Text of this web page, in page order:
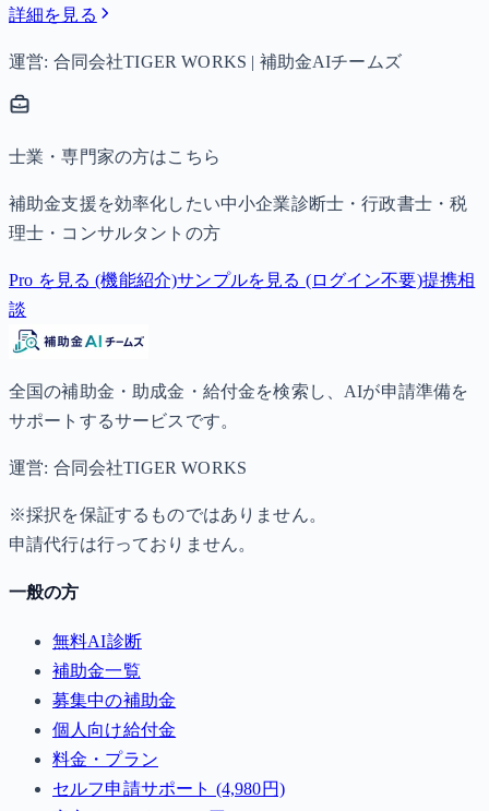
詳細を見る
運営: 合同会社TIGER WORKS | 補助金AIチームズ
士業・専門家の方はこちら
補助金支援を効率化したい中小企業診断士・行政書士・税
理士・コンサルタントの方
Pro を見る (機能紹介)サンプルを見る (ログイン不要)提携相
談
全国の補助金・助成金・給付金を検索し、AIが申請準備を
サポートするサービスです。
運営: 合同会社TIGER WORKS
※採択を保証するものではありません。
申請代行は行っておりません。
一般の方
無料AI診断
補助金一覧
募集中の補助金
個人向け給付金
料金・プラン
セルフ申請サポート (4,980円)